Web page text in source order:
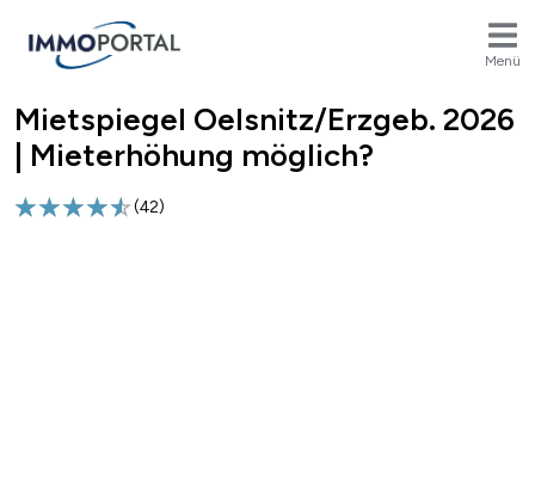
Menü
Breadcrumb
Mietspiegel Oelsnitz/Erzgeb. 2026
| Mieterhöhung möglich?
(42)